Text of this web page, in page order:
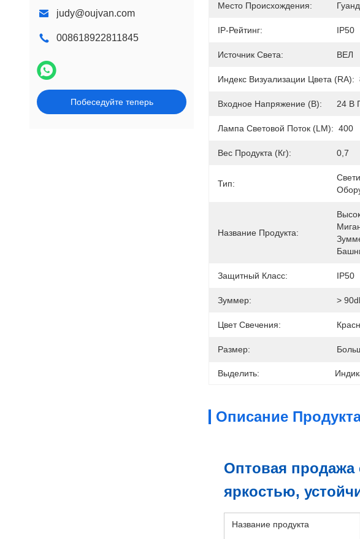
judy@oujvan.com
008618922811845
Побеседуйте теперь
Место Происхождения:
IP-Рейтинг: IP50
Источник Света: ВЕЛ
Индекс Визуализации Цвета (RA):
Входное Напряжение (В): 24 В
Лампа Световой Поток (LM): 400
Вес Продукта (кг): 0,7
Тип:
Название Продукта:
Защитный Класс: IP50
Зуммер: >
Цвет Свечения:
Размер:
Выделить:
Описание
Оптовая
яркостью,
Название продукта